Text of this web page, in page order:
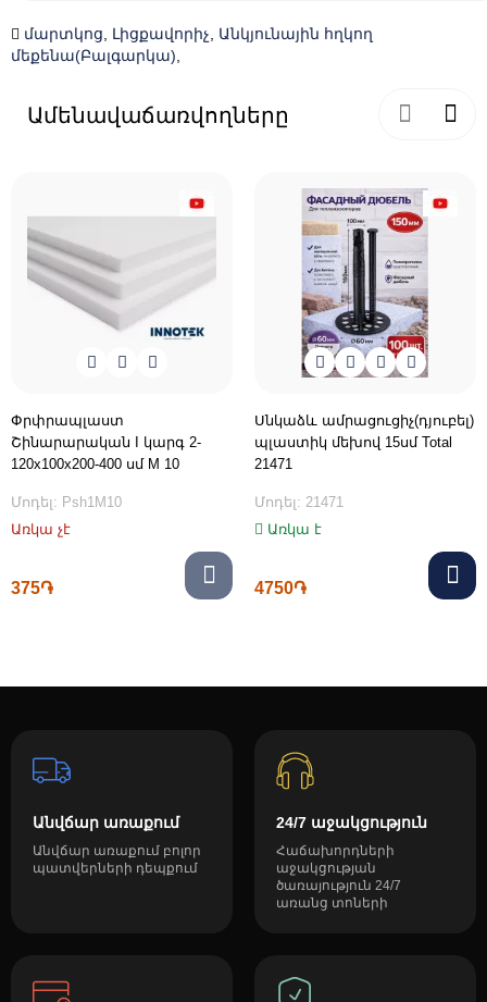
մարտկոց Լիցքավորիչ
Անկյունային հղկող
մեքենա(Բալգարկա)
Ամենավաճառվողները
Փրփրապլաստ
Շինարարական I կարգ 2-
120x100x200-400 սմ M 10
Մոդել: Psh1M10
Առկա չէ
375֏
Սնկաձև ամրացուցիչ(դյուբել)
պլաստիկ մեխով 15սմ Total
21471
Մոդել: 21471
Առկա է
4750֏
Անվճար առաքում
Անվճար առաքում բոլոր
պատվերների դեպքում
24/7 աջակցություն
Հաճախորդների
աջակցության
ծառայություն 24/7
առանց տոների